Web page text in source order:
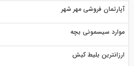
آپارتمان فروشی مهر شهر
موارد سیسمونی بچه
ارزانترین بلیط کیش